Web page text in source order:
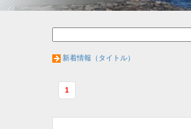
新着情報（タイトル）
1